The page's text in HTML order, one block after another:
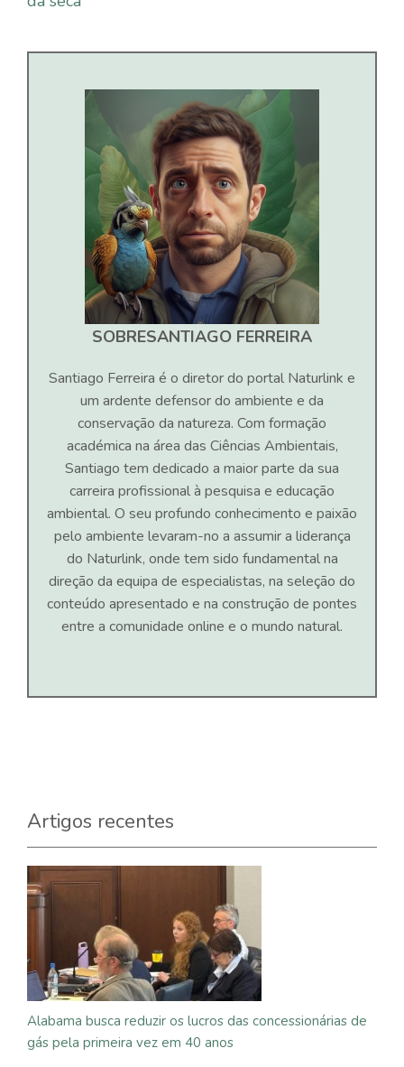
SOBRESANTIAGO FERREIRA
Santiago Ferreira é o diretor do portal Naturlink e
um ardente defensor do ambiente e da
conservação da natureza. Com formação
académica na área das Ciências Ambientais,
Santiago tem dedicado a maior parte da sua
carreira profissional à pesquisa e educação
ambiental. O seu profundo conhecimento e paixão
pelo ambiente levaram-no a assumir a liderança
do Naturlink, onde tem sido fundamental na
direção da equipa de especialistas, na seleção do
conteúdo apresentado e na construção de pontes
entre a comunidade online e o mundo natural.
Artigos recentes
Alabama busca reduzir os lucros das concessionárias de
gás pela primeira vez em 40 anos